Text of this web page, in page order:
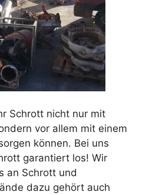
Schrott nicht nur mit
vor allem mit einem
können. Bei uns
garantiert los! Wir
an Schrott und
dazu gehört auch